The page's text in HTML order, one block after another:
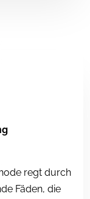
regt durch
Fäden, die